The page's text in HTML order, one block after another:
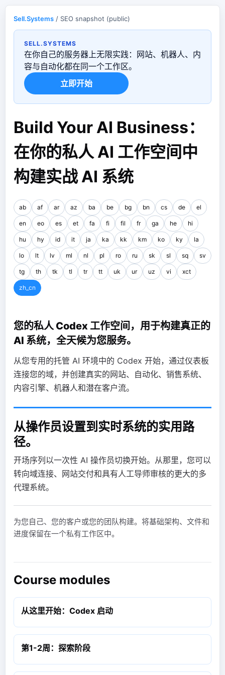
Sell.Systems / SEO snapshot (public)
SELL.SYSTEMS
在你自己的服务器上无限实践：网站、机器人、内
容与自动化都在同一个工作区。
立即开始
Build Your AI Business：
在你的私人 AI 工作空间中
构建实战 AI 系统
ab af ar az ba be bg bn cs de el
en eo es et fa fi fil fr ga he hi
hu hy id it ja ka kk km ko ky la
lo lt lv ml nl pl ro ru sk sl sq sv
tg th tk tl tr tt uk ur uz vi xct
zh_cn
您的私人 Codex 工作空间，用于构建真正的
AI 系统，全天候为您服务。
从您专用的托管 AI 环境中的 Codex 开始，通过仪表板
连接您的域，并创建真实的网站、自动化、销售系统、
内容引擎、机器人和潜在客户流。
从操作员设置到实时系统的实用路
径。
开场序列以一次性 AI 操作员切换开始。从那里，您可以
转向域连接、网站交付和具有人工导师审核的更大的多
代理系统。
为您自己、您的客户或您的团队构建。将基础架构、文件和
进度保留在一个私有工作区中。
Course modules
从这里开始：Codex 启动
第1-2周：探索阶段